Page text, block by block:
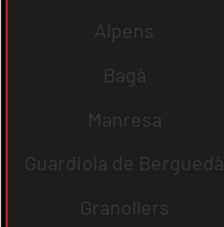
Alpens
Bagà
Manresa
Guardiola de Berguedà
Granollers